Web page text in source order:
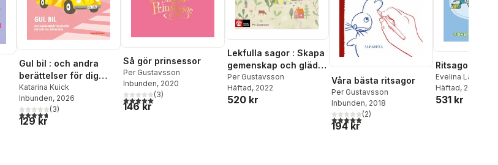
Gul bil : och andra
berättelser för dig
som vill börja läsa -
Läs-nivå 1
Katarina Kuick
Inbunden, 2026
4,7utav 5 stjärnor. Totalt antal röster:
(3)
129 kr
Så gör prinsessor
Per Gustavsson
Inbunden, 2020
5,0utav 5 stjärnor. Totalt antal röster:
(3)
146 kr
Lekfulla sagor : Skapa
gemenskap och glädje
genom berättande
Per Gustavsson
Häftad, 2022
520 kr
Våra bästa ritsagor
Per Gustavsson
Inbunden, 2018
5,0utav 5 stjärnor. Totalt antal röster:
(2)
194 kr
Ritsagor A till
Evelina
Lindgren
Häftad, 2022
531 kr